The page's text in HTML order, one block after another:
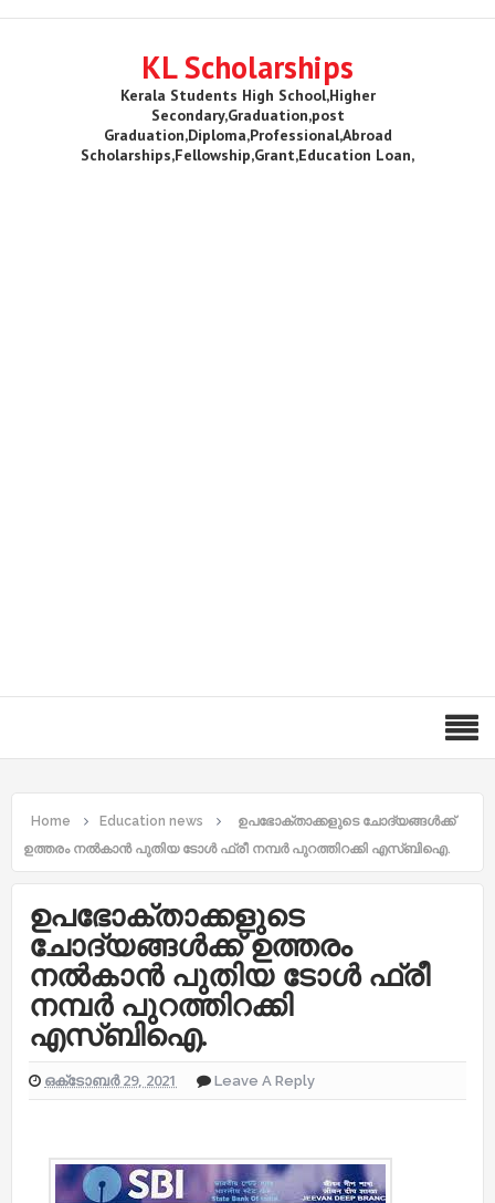
KL Scholarships
Kerala Students High School,Higher
Secondary,Graduation,post
Graduation,Diploma,Professional,Abroad
Scholarships,Fellowship,Grant,Education Loan,
Home Education news
ഉപഭോക്താക്കളുടെ ചോദ്യങ്ങള്‍ക്ക്
ഉത്തരം നല്‍കാന്‍ പുതിയ ടോൾ ഫ്രീ നമ്പർ പുറത്തിറക്കി എസ്ബിഐ.
ഉപഭോക്താക്കളുടെ
ചോദ്യങ്ങള്‍ക്ക് ഉത്തരം
നല്‍കാന്‍ പുതിയ ടോൾ ഫ്രീ
നമ്പർ പുറത്തിറക്കി
എസ്ബിഐ.
ഒക്‌ടോബർ 29, 2021 Leave A Reply